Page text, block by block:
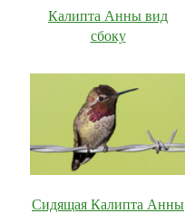
Калипта Анны вид
сбоку
Сидящая Калипта Анны